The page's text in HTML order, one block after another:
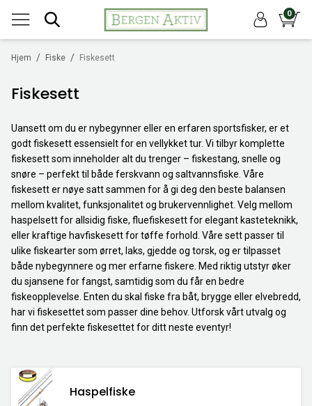
0
/
Hjem /
Fiske Fiskesett
Fiskesett
Uansett om du er nybegynner eller en erfaren sportsfisker, er et
godt fiskesett essensielt for en vellykket tur. Vi tilbyr komplette
fiskesett som inneholder alt du trenger – fiskestang, snelle og
snøre – perfekt til både ferskvann og saltvannsfiske. Våre
fiskesett er nøye satt sammen for å gi deg den beste balansen
mellom kvalitet, funksjonalitet og brukervennlighet. Velg mellom
haspelsett for allsidig fiske, fluefiskesett for elegant kasteteknikk,
eller kraftige havfiskesett for tøffe forhold. Våre sett passer til
ulike fiskearter som ørret, laks, gjedde og torsk, og er tilpasset
både nybegynnere og mer erfarne fiskere. Med riktig utstyr øker
du sjansene for fangst, samtidig som du får en bedre
fiskeopplevelse. Enten du skal fiske fra båt, brygge eller elvebredd,
har vi fiskesettet som passer dine behov. Utforsk vårt utvalg og
finn det perfekte fiskesettet for ditt neste eventyr!
Haspelfiske